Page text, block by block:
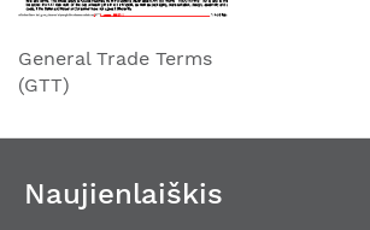
General Trade Terms
(GTT)
Naujienlaiškis